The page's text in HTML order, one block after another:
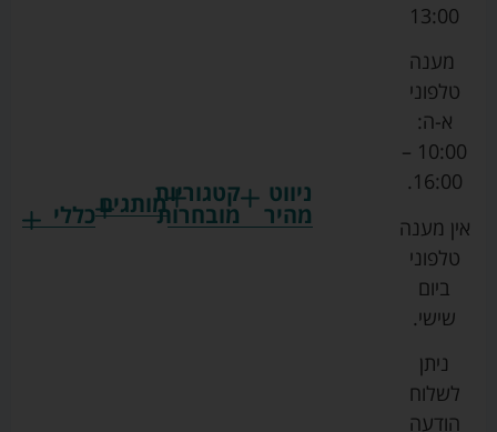
ניווט
מהיר
קטגוריות
מובחרותמותגים
גרקו
כללי
13:00
מענה
טלפוני
א-ה:
10:00 –
16:00.
אין מענה
טלפוני
ביום
שישי.
ניתן
לשלוח
הודעה